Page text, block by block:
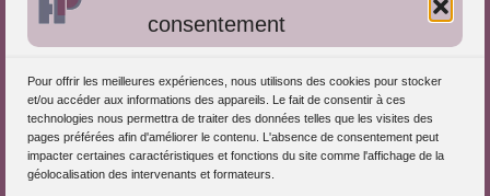
consentement
Pour offrir les meilleures expériences, nous utilisons des cookies pour stocker
et/ou accéder aux informations des appareils. Le fait de consentir à ces
technologies nous permettra de traiter des données telles que les visites des
pages préférées afin d'améliorer le contenu. L'absence de consentement peut
impacter certaines caractéristiques et fonctions du site comme l'affichage de la
géolocalisation des intervenants et formateurs.
S'inscrire dans l'Annuaire
Publiez vos formations
Charte déontologique